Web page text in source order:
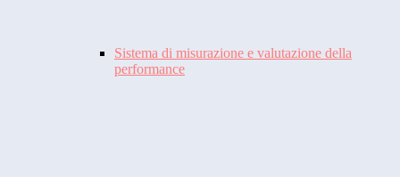
Sistema di misurazione e valutazione della
performance